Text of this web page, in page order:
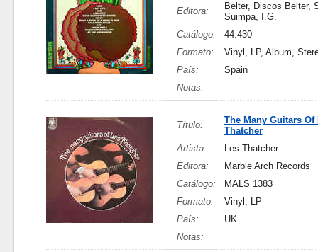
Editora:
Belter, Discos Belter,
Suimpa, I.G.
Catálogo:
44.430
Formato:
Vinyl, LP, Album,
País:
Spain
Notas:
Título:
The Many Guitars Of
Thatcher
Artista:
Les Thatcher
Editora:
Marble Arch Records
Catálogo:
MALS 1383
Formato:
Vinyl, LP
País:
UK
Notas: